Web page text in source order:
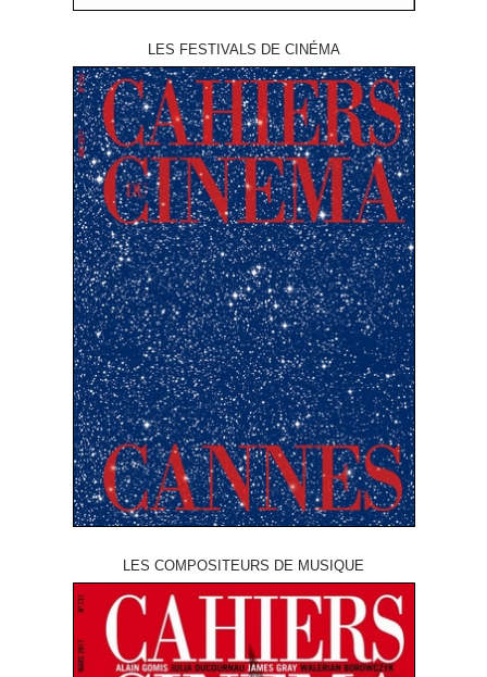
LES FESTIVALS DE CINÉMA
LES COMPOSITEURS DE MUSIQUE